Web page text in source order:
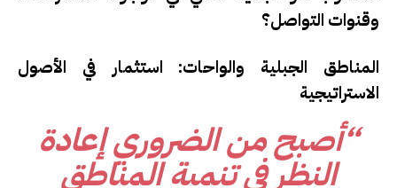
وقنوات التواصل؟
المناطق الجبلية والواحات: استثمار في الأصول
الاستراتيجية
“أصبح من الضروري إعادة
النظر في تنمية المناطق